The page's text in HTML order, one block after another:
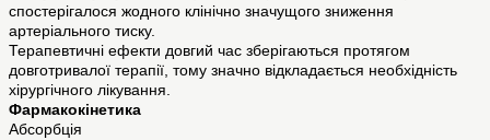
спостерігалося жодного клінічно значущого зниження
артеріального тиску.
Терапевтичні ефекти довгий час зберігаються протягом
довготривалої терапії, тому значно відкладається необхідність
хірургічного лікування.
Фармакокінетика
Абсорбція